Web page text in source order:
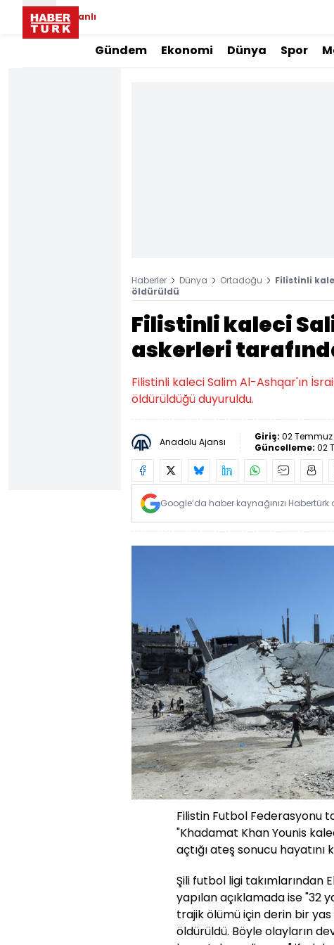
Canlı
Gündem Ekonomi Dünya Spor
Haberler Dünya Ortadoğu
Filistinli
öldürüldü
Filistinli kaleci
askerleri
Filistinli kaleci Salim Al-Ashqar'ın
öldürüldüğü duyuruldu.
Anadolu Ajansı Giriş: 02
Güncelleme: 02
Google’da haber kaynağınızı
Filistin Futbol Federasyonu
"Khadamat Khan Younis
açtığı ateş sonucu hayatını
Şili futbol ligi takımlarından
yapılan açıklamada ise "32
trajik ölümü için derin bir
öldürüldü. Böyle olayların